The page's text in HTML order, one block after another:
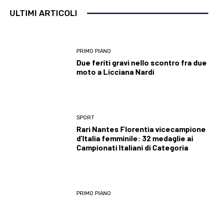
ULTIMI ARTICOLI
PRIMO PIANO
Due feriti gravi nello scontro fra due
moto a Licciana Nardi
SPORT
Rari Nantes Florentia vicecampione
d’Italia femminile: 32 medaglie ai
Campionati Italiani di Categoria
PRIMO PIANO